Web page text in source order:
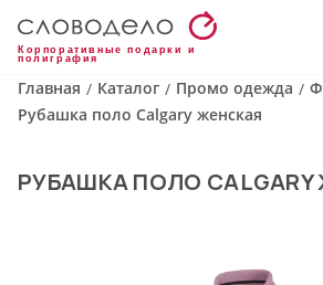
Корпоративные подарки и
полиграфия
Главная / Каталог / Промо одежда /
Рубашка поло Calgary женская
РУБАШКА ПОЛО